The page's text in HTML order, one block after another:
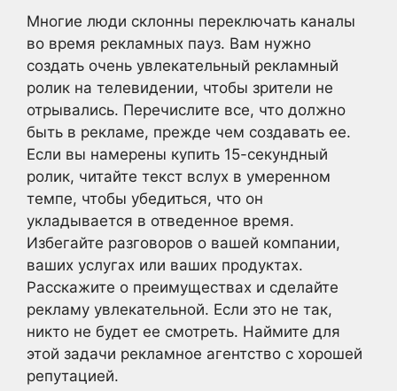
Многие люди склонны переключать каналы
во время рекламных пауз. Вам нужно
создать очень увлекательный рекламный
ролик на телевидении, чтобы зрители не
отрывались. Перечислите все, что должно
быть в рекламе, прежде чем создавать ее.
Если вы намерены купить 15-секундный
ролик, читайте текст вслух в умеренном
темпе, чтобы убедиться, что он
укладывается в отведенное время.
Избегайте разговоров о вашей компании,
ваших услугах или ваших продуктах.
Расскажите о преимуществах и сделайте
рекламу увлекательной. Если это не так,
никто не будет ее смотреть. Наймите для
этой задачи рекламное агентство с хорошей
репутацией.